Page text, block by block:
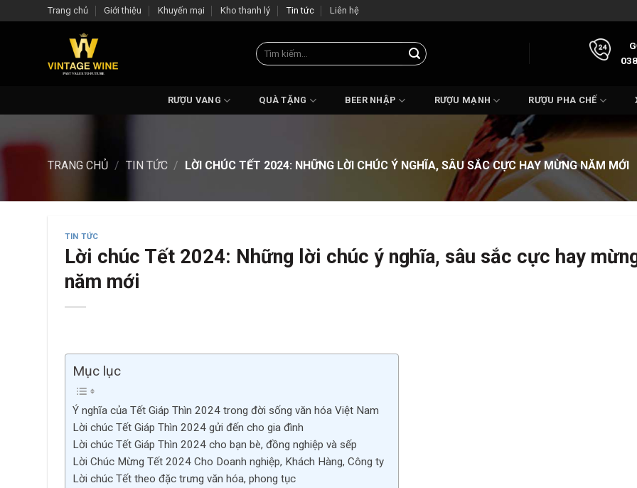
to
Trang chủ Giới thiệu Khuyến mại Kho thanh lý Tin tức Liên hệ
Tìm
kiếm:
RƯỢU VANG QUÀ TẶNG BEER NHẬP RƯỢU MẠNH RƯỢU PHA CHẾ
TRANG CHỦ / TIN TỨC / LỜI CHÚC TẾT 2024: NHỮNG LỜI CHÚC Ý NGHĨA, SÂU SẮC CỰC HAY MỪNG NĂM MỚI
TIN TỨC
Lời chúc Tết 2024: Những lời chúc ý nghĩa, sâu sắc cực hay
năm mới
Mục lục
Ý nghĩa của Tết Giáp Thìn 2024 trong đời sống văn hóa Việt Nam
Lời chúc Tết Giáp Thìn 2024 gửi đến cho gia đình
Lời chúc Tết Giáp Thìn 2024 cho bạn bè, đồng nghiệp và sếp
Lời Chúc Mừng Tết 2024 Cho Doanh nghiệp, Khách Hàng, Công ty
Lời chúc Tết theo đặc trưng văn hóa, phong tục